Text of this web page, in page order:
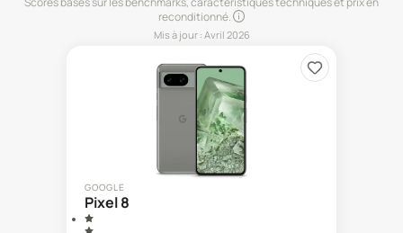
reconditionné.
Mis à jour : Avril 2026
GOOGLE
Pixel 8